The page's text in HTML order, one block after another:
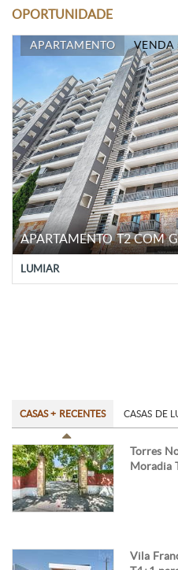
OPORTUNIDADE
APARTAMENTO VENDA
APARTAMENTO T2 COM
LUMIAR
CASAS + RECENTES CASAS DE
Torres
Moradia
Vila